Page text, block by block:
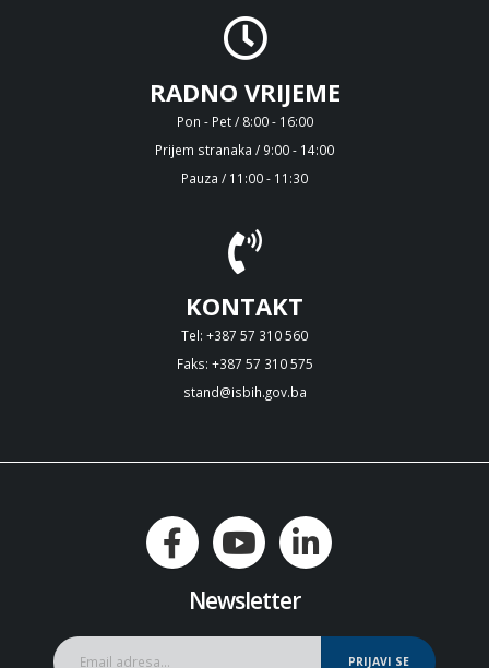
RADNO VRIJEME
Pon - Pet / 8:00 - 16:00
Prijem stranaka / 9:00 - 14:00
Pauza / 11:00 - 11:30
KONTAKT
Tel: +387 57 310 560
Faks: +387 57 310 575
stand@isbih.gov.ba
Newsletter
PRIJAVI SE